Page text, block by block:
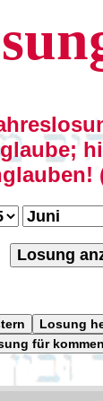
Losung
Losung
für